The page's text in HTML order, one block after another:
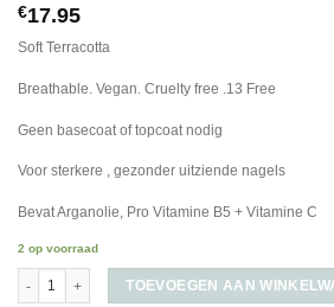
€17.95
Soft Terracotta
Breathable. Vegan. Cruelty free .13 Free
Geen basecoat of topcoat nodig
Voor sterkere , gezonder uitziende nagels
Bevat Arganolie, Pro Vitamine B5 + Vitamine C
2 op voorraad
TOEVOEGEN AAN